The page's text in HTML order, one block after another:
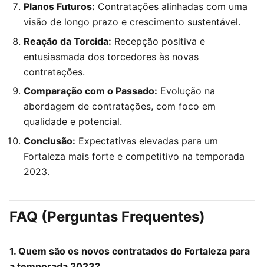
Planos Futuros: Contratações alinhadas com uma
visão de longo prazo e crescimento sustentável.
Reação da Torcida: Recepção positiva e
entusiasmada dos torcedores às novas
contratações.
Comparação com o Passado: Evolução na
abordagem de contratações, com foco em
qualidade e potencial.
Conclusão: Expectativas elevadas para um
Fortaleza mais forte e competitivo na temporada
2023.
FAQ (Perguntas Frequentes)
1. Quem são os novos contratados do Fortaleza para